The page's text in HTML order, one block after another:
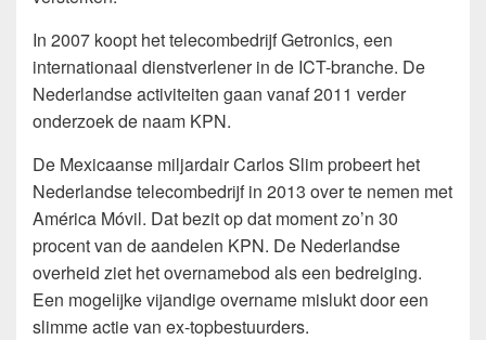
In 2007 koopt het telecombedrijf Getronics, een
internationaal dienstverlener in de ICT-branche. De
Nederlandse activiteiten gaan vanaf 2011 verder
onderzoek de naam KPN.
De Mexicaanse miljardair Carlos Slim probeert het
Nederlandse telecombedrijf in 2013 over te nemen met
América Móvil. Dat bezit op dat moment zo’n 30
procent van de aandelen KPN. De Nederlandse
overheid ziet het overnamebod als een bedreiging.
Een mogelijke vijandige overname mislukt door een
slimme actie van ex-topbestuurders.